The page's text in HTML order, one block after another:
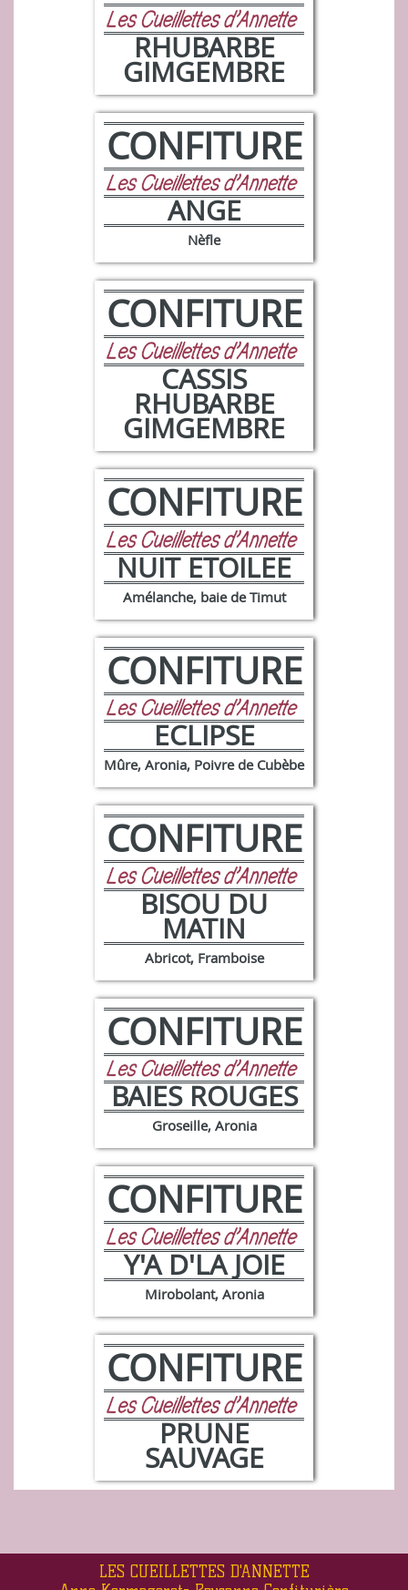
RHUBARBE
GIMGEMBRE
CONFITURE
ANGE
Nèfle
CONFITURE
CASSIS
RHUBARBE
GIMGEMBRE
CONFITURE
NUIT ETOILEE
Amélanche, baie de Timut
CONFITURE
ECLIPSE
Mûre, Aronia, Poivre de Cubèbe
CONFITURE
BISOU DU
MATIN
Abricot, Framboise
CONFITURE
BAIES ROUGES
Groseille, Aronia
CONFITURE
Y'A D'LA JOIE
Mirobolant, Aronia
CONFITURE
PRUNE
SAUVAGE
LES CUEILLETTES D'ANNETTE